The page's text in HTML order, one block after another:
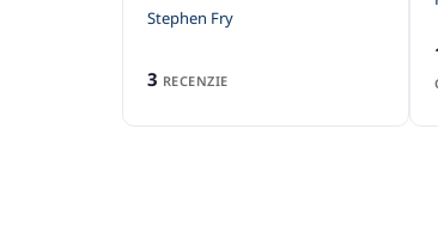
Stephen Fry
3 RECENZIE